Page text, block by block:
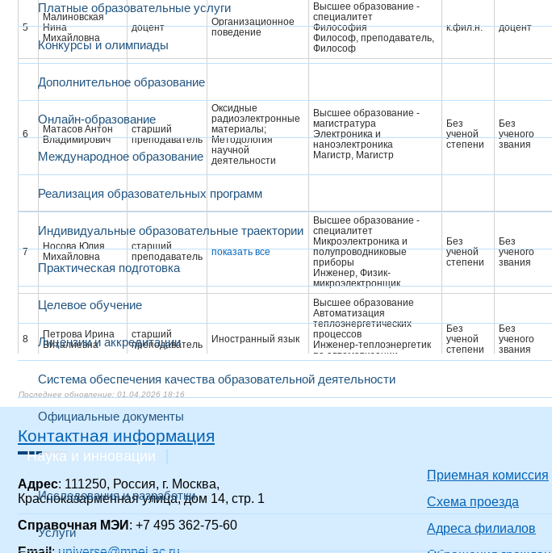
Платные образовательные услуги
Конкурсы и олимпиады
Дополнительное образование
Онлайн-образование
Международное образование
Реализация образовательных программ
Индивидуальные образовательные траектории
Практическая подготовка
Целевое обучение
Лицензии и аккредитации
Система обеспечения качества образовательной деятельности
Официальные документы
Наука и инновации
Исследования и разработки
Услуги
5
Малиновская
Нина
Михайловна
доцент
Организационное
поведение
Высшее образование -
специалитет
Философия
Философ, преподаватель,
Философ
к.фил.н. доцент
6
Матасов Антон
Владимирович
старший
преподаватель
Оксидные
радиоэлектронные
материалы;
Методология
научной
деятельности
Высшее образование -
магистратура
Электроника и
наноэлектроника
Магистр, Магистр
Без
ученой
степени
Без
ученого
звания
7
Носова Юлия
Михайловна
старший
преподаватель
показать все
Высшее образование -
специалитет
Микроэлектроника и
полупроводниковые
приборы
Инженер, Физик-
микроэлектронщик
Без
ученой
степени
Без
ученого
звания
8
Петрова Ирина
Виталиевна
старший
преподаватель
Иностранный язык
Высшее образование
Автоматизация
теплоэнергетических
процессов
Инженер-теплоэнергетик
по автоматизации,
по автоматизации
Без
ученой
степени
Без
ученого
звания
9
Пионткевич
Лариса Юрьевна
доцент
Организационное
Высшее образование
Правоведение
к.фил.н. доцент
10
Рогожин
Александр
Евгеньевич
доцент Микроэлектроника
Магистр, Магистр
прикладных математики и
к.ф.-м.н.
ученого
звания
01.04.2026 18:16
Контактная информация
Адрес: 111250, Россия, г. Москва,
Красноказарменная улица, дом 14, стр. 1
Справочная МЭИ : +7 495 362-75-60
Приемная комиссия
Схема проезда
Адреса филиалов